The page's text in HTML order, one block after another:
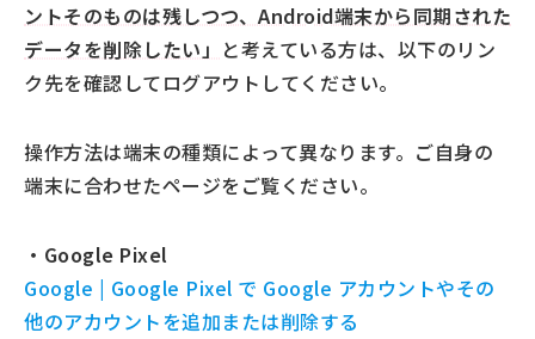
ントそのものは残しつつ、Android端末から同期された
データを削除したい」 と考えている方は、以下のリン
ク先を確認してログアウトしてください。
操作方法は端末の種類によって異なります。ご自身の
端末に合わせたページをご覧ください。
・Google Pixel
Google | Google Pixel で Google アカウントやその
他のアカウントを追加または削除する